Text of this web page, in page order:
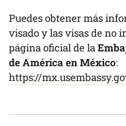
Puedes obtener más
visado y las visas de no
página oficial de la
de América en México:
https://